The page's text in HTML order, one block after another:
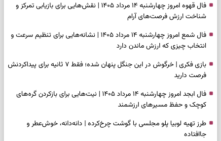
فال قهوه امروز چهارشنبه ۱۴ مرداد ۱۴۰۵ | نقش‌هایی برای بازیابی تمرکز و
شناخت ارزش فرصت‌های آرام
فال شمع امروز چهارشنبه ۱۴ مرداد ۱۴۰۵ | نشانه‌هایی برای تنظیم سرعت و
انتخاب چیزی که ارزش ماندن دارد
بازی فکری | خرگوش در این جنگل پنهان شده؛ فقط ۷ ثانیه برای پیداکردنش
فرصت دارید
فال ابجد امروز چهارشنبه ۱۴ مرداد ۱۴۰۵ | نیت‌هایی برای بازکردن گره‌های
کوچک و حفظ مسیرهای ارزشمند
طرز تهیه لوبیا پلو مجلسی با گوشت چرخ‌کرده | دانه‌دانه، خوش‌عطر و
جاافتاده